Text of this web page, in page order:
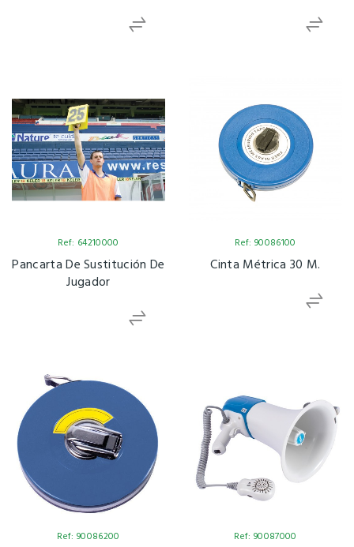
Ref: 64210000
Pancarta De Sustitución De
Jugador
Ref: 90086100
Cinta Métrica 30 M.
Ref: 90086200 Ref: 90087000